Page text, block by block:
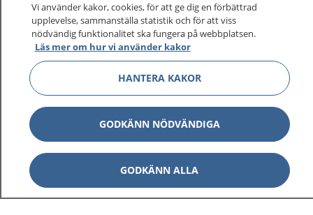
Logga in för att läsa din journal och göra dina
vårdärenden. Ring telefonnummer 1177 för
sjukvårdsrådgivning dygnet runt.
1177 ger dig råd när du vill må bättre.
1177 på flera språk Visa
Om 1177 Visa
Vi använder kakor, cookies, för att ge dig en förbättrad
upplevelse, sammanställa statistik och för att viss
nödvändig funktionalitet ska fungera på webbplatsen.
Läs mer om hur vi använder kakor
HANTERA KAKOR
GODKÄNN NÖDVÄNDIGA
GODKÄNN ALLA